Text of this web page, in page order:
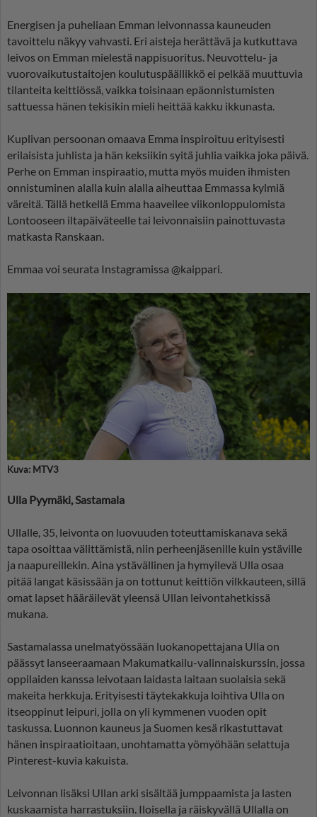
Energisen ja puheliaan Emman leivonnassa kauneuden
tavoittelu näkyy vahvasti. Eri aisteja herättävä ja kutkuttava
leivos on Emman mielestä nappisuoritus. Neuvottelu- ja
vuorovaikutustaitojen koulutuspäällikkö ei pelkää muuttuvia
tilanteita keittiössä, vaikka toisinaan epäonnistumisten
sattuessa hänen tekisikin mieli heittää kakku ikkunasta.
Kuplivan persoonan omaava Emma inspiroituu erityisesti
erilaisista juhlista ja hän keksiikin syitä juhlia vaikka joka päivä.
Perhe on Emman inspiraatio, mutta myös muiden ihmisten
onnistuminen alalla kuin alalla aiheuttaa Emmassa kylmiä
väreitä. Tällä hetkellä Emma haaveilee viikonloppulomista
Lontooseen iltapäiväteelle tai leivonnaisiin painottuvasta
matkasta Ranskaan.
Emmaa voi seurata Instagramissa @kaippari.
Kuva: MTV3
Ulla Pyymäki, Sastamala
Ullalle, 35, leivonta on luovuuden toteuttamiskanava sekä
tapa osoittaa välittämistä, niin perheenjäsenille kuin ystäville
ja naapureillekin. Aina ystävällinen ja hymyilevä Ulla osaa
pitää langat käsissään ja on tottunut keittiön vilkkauteen, sillä
omat lapset hääräilevät yleensä Ullan leivontahetkissä
mukana.
Sastamalassa unelmatyössään luokanopettajana Ulla on
päässyt lanseeraamaan Makumatkailu-valinnaiskurssin, jossa
oppilaiden kanssa leivotaan laidasta laitaan suolaisia sekä
makeita herkkuja. Erityisesti täytekakkuja loihtiva Ulla on
itseoppinut leipuri, jolla on yli kymmenen vuoden opit
taskussa. Luonnon kauneus ja Suomen kesä rikastuttavat
hänen inspiraatioitaan, unohtamatta yömyöhään selattuja
Pinterest-kuvia kakuista.
Leivonnan lisäksi Ullan arki sisältää jumppaamista ja lasten
kuskaamista harrastuksiin. Iloisella ja räiskyvällä Ullalla on